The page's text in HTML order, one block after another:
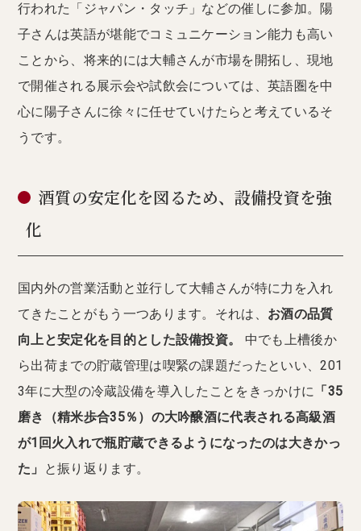
行われた「ジャパン・タッチ」などの催しに参加。陽
子さんは英語が堪能でコミュニケーション能力も高い
ことから、将来的には大輔さんが市場を開拓し、現地
で開催される展示会や試飲会については、英語圏を中
心に陽子さんに徐々に任せていけたらと考えているそ
うです。
酒質の安定化を図るため、設備投資を強
化
国内外の営業活動と並行して大輔さんが特に力を入れ
てきたことがもう一つあります。それは、 お酒の品質
向上と安定化を目的とした設備投資。
中でも上槽後か
ら出荷までの貯蔵管理は喫緊の課題だったといい、201
3年に大型の冷蔵設備を導入したことをきっかけに 「35
磨き（精米歩合35％）の大吟醸酒に代表される高級酒
が1回火入れで瓶貯蔵できるようになったのは大きかっ
た」
と振り返ります。